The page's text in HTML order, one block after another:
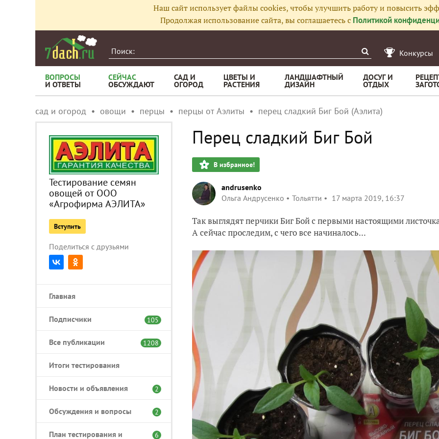
Наш сайт использует файлы cookies, чтобы улучшить работу и повысить
Продолжая использование сайта, вы соглашаетесь с Политикой
Конкурсы
ВОПРОСЫ
И ОТВЕТЫ
СЕЙЧАС
ОБСУЖДАЮТ
САД И
ОГОРОД
ЦВЕТЫ И
РАСТЕНИЯ
ЛАНДШАФТНЫЙ
ДИЗАЙН
ДОСУГ И
ОТДЫХ
сад и огород овощи перцы перцы от Аэлиты перец сладкий Биг Бой (Аэлита)
Тестирование семян
овощей от ООО
«Агрофирма АЭЛИТА»
Вступить
Поделиться с друзьями
Главная
Подписчики 105
Все публикации 1208
Итоги тестирования
Новости и объявления 2
Обсуждения и вопросы 2
План тестирования и
6
Перец сладкий Биг Бой
В избранное!
andrusenko
Ольга Андрусенко
Тольятти 17 марта 2019, 16:37
Так выглядят перчики Биг Бой с первыми настоящими
А сейчас проследим, с чего все начиналось...